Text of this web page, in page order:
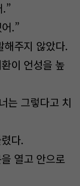
.”
해주지 않았다.
이 언성을 높
는 그렇다고 치
다.
열고 안으로